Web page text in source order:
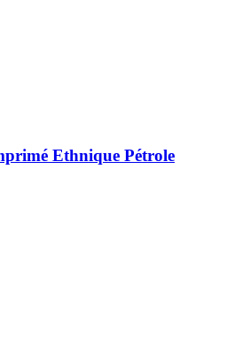
Ethnique Pétrole